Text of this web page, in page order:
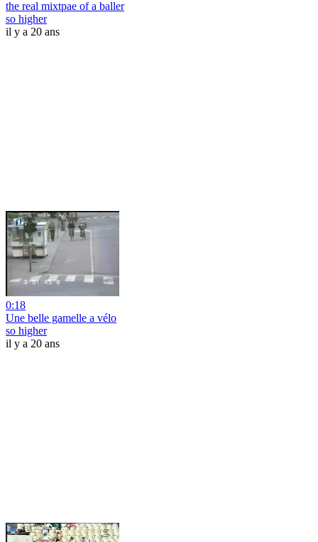
the real mixtpae of a baller
so higher
il y a 20 ans
0:18
Une belle gamelle a vélo
so higher
il y a 20 ans